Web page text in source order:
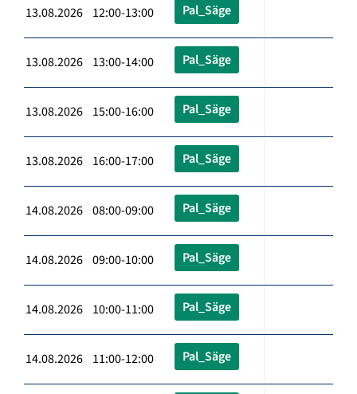
13.08.2026 12:00-13:00 Pal_Säge
13.08.2026 13:00-14:00 Pal_Säge
13.08.2026 15:00-16:00 Pal_Säge
13.08.2026 16:00-17:00 Pal_Säge
14.08.2026 08:00-09:00 Pal_Säge
14.08.2026 09:00-10:00 Pal_Säge
14.08.2026 10:00-11:00 Pal_Säge
14.08.2026 11:00-12:00 Pal_Säge